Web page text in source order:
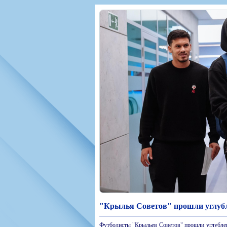
Игроки
Тренерско-административный
Руководство
Фонд поддержки
Контакты
Солидарность Самара Арена
Закупки
Вакансии
Документы
РПЛ
Календарь
Таблица
Шахматка
Статистика состава
Баланс матчей
FONBET Кубок России
Молодежная команда
Таблица
Шахматка
Статистика состава
Крылья Советов-2
Календарь
Шахматка
Чемпионат
Кубок СССР
Чемпионат
Кубок России
Лига Европы
Кубок
Молодежное
Кубок
Кубок ФНЛ
Ветераны
Стадион
"Крылья Советов" прошли
Футболисты "Крыльев Советов" прошли